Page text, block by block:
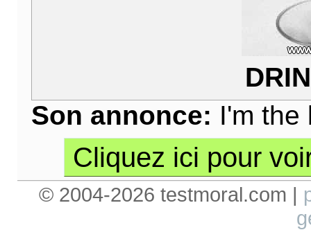
Son annonce: I'm the
Cliquez ici pour
© 2004-2026 testmoral.com |